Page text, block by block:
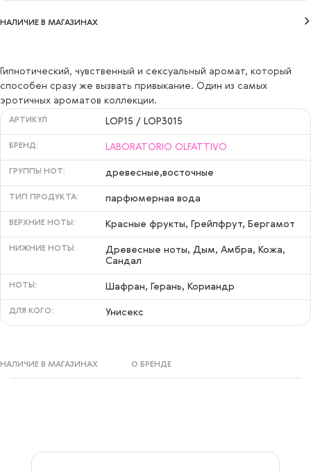
30 мл
НАЛИЧИЕ В МАГАЗИНАХ
Гипнотический, чувственный и сексуальный аромат, который
способен сразу же вызвать привыкание. Один из самых
эротичных ароматов коллекции.
АРТИКУЛ LOP15 / LOP3015
БРЕНД: LABORATORIO OLFATTIVO
ГРУППЫ НОТ: древесные,восточные
ТИП ПРОДУКТА: парфюмерная вода
ВЕРХНИЕ НОТЫ: Красные фрукты, Грейпфрут, Бергамот
НИЖНИЕ НОТЫ:
Древесные ноты, Дым, Амбра, Кожа,
Сандал
НОТЫ: Шафран, Герань, Кориандр
ДЛЯ КОГО: Унисекс
НАЛИЧИЕ В МАГАЗИНАХ О БРЕНДЕ